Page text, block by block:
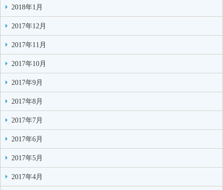
2018年1月
2017年12月
2017年11月
2017年10月
2017年9月
2017年8月
2017年7月
2017年6月
2017年5月
2017年4月